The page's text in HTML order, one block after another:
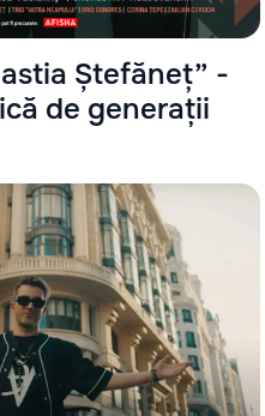
Ștefăneț” -
de generații